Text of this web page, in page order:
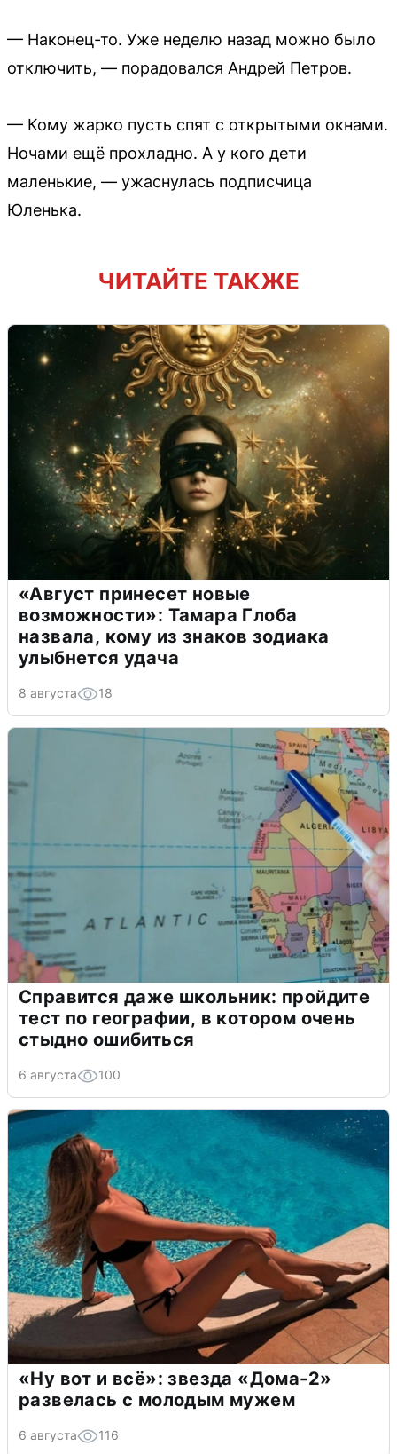
— Наконец-то. Уже неделю назад можно было
отключить, — порадовался Андрей Петров.
— Кому жарко пусть спят с открытыми окнами.
Ночами ещё прохладно. А у кого дети
маленькие, — ужаснулась подписчица
Юленька.
ЧИТАЙТЕ ТАКЖЕ
«Август принесет новые
возможности»: Тамара Глоба
назвала, кому из знаков зодиака
улыбнется удача
8 августа 18
Справится даже школьник: пройдите
тест по географии, в котором очень
стыдно ошибиться
6 августа 100
«Ну вот и всё»: звезда «Дома-2»
развелась с молодым мужем
6 августа 116